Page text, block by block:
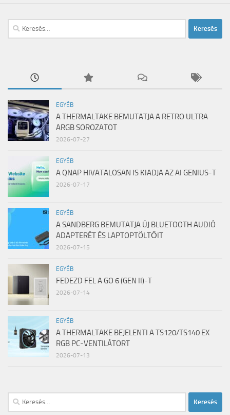
Keresés:
EGYÉB
A THERMALTAKE BEMUTATJA A RETRO ULTRA
ARGB SOROZATOT
2026-07-27
EGYÉB
A QNAP HIVATALOSAN IS KIADJA AZ AI GENIUS-T
2026-07-17
EGYÉB
A SANDBERG BEMUTATJA ÚJ BLUETOOTH AUDIÓ
ADAPTERÉT ÉS LAPTOPTÖLTŐIT
2026-07-15
EGYÉB
FEDEZD FEL A GO 6 (GEN II)-T
2026-07-14
EGYÉB
A THERMALTAKE BEJELENTI A TS120/TS140 EX
RGB PC-VENTILÁTORT
2026-07-13
Keresés: